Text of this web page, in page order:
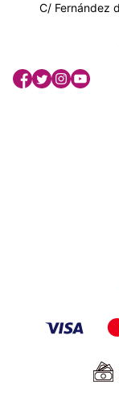
C/ Fernández